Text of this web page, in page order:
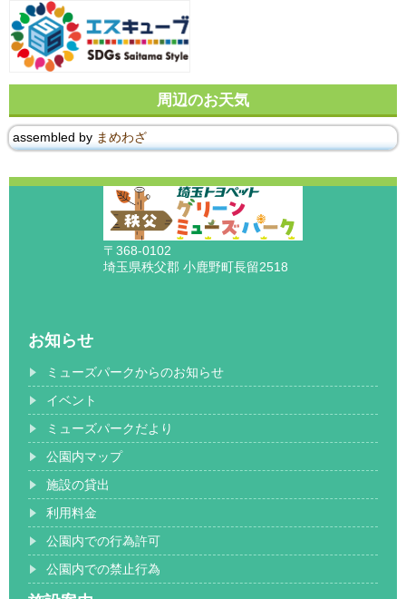
周辺のお天気
assembled by まめわざ
〒368-0102
埼玉県秩父郡 小鹿野町長留2518
お知らせ
ミューズパークからのお知らせ
イベント
ミューズパークだより
公園内マップ
施設の貸出
利用料金
公園内での行為許可
公園内での禁止行為